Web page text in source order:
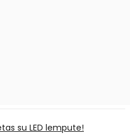
su LED lempute!